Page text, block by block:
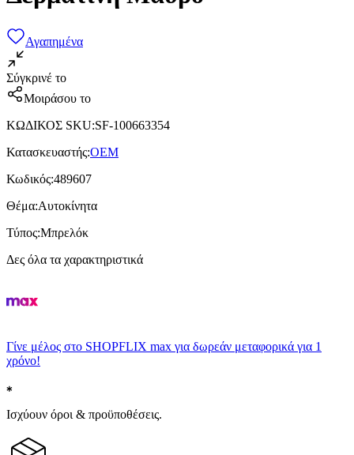
Αγαπημένα
Σύγκρινέ το
Μοιράσου το
ΚΩΔΙΚΟΣ SKU:SF-100663354
Κατασκευαστής:OEM
Κωδικός:489607
Θέμα:Αυτοκίνητα
Τύπος:Μπρελόκ
Δες όλα τα χαρακτηριστικά
Γίνε μέλος στο SHOPFLIX max για δωρεάν μεταφορικά για 1
χρόνο!
Ισχύουν όροι & προϋποθέσεις.